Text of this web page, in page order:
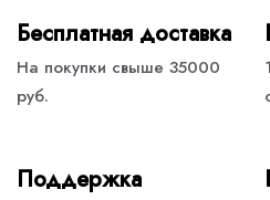
Бесплатная доставка
На покупки свыше 35000
руб.
Поддержка